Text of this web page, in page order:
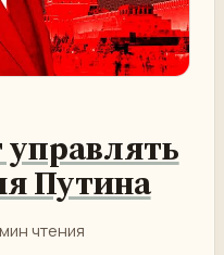
управлять
Путина
чтения